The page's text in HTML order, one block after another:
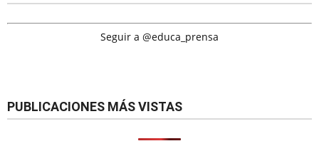
Seguir a @educa_prensa
PUBLICACIONES MÁS VISTAS